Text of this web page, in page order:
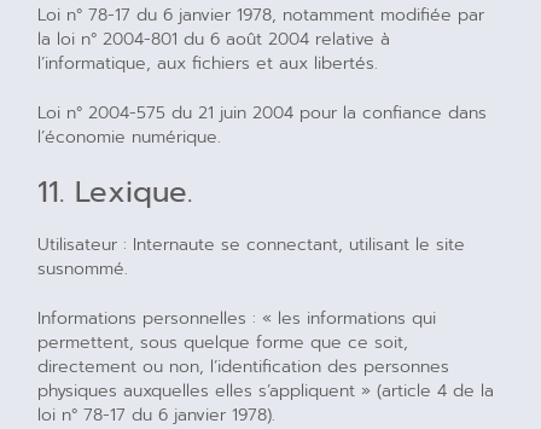
Loi n° 78-17 du 6 janvier 1978, notamment modifiée par
la loi n° 2004-801 du 6 août 2004 relative à
l’informatique, aux fichiers et aux libertés.
Loi n° 2004-575 du 21 juin 2004 pour la confiance dans
l’économie numérique.
11. Lexique.
Utilisateur : Internaute se connectant, utilisant le site
susnommé.
Informations personnelles : « les informations qui
permettent, sous quelque forme que ce soit,
directement ou non, l’identification des personnes
physiques auxquelles elles s’appliquent » (article 4 de la
loi n° 78-17 du 6 janvier 1978).